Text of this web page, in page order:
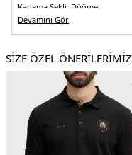
Kapama Şekli: Düğmeli
Kol Tipi:Kısa Kol
Boy:Standart
Kalıp Bilgisi:Regular Fit
Yaş Grubu:Yetişkin
Menşei:
Bangladeş
5DY150555829100.25
Devamını Gör
SİZE ÖZEL ÖNERİLERİMİZ